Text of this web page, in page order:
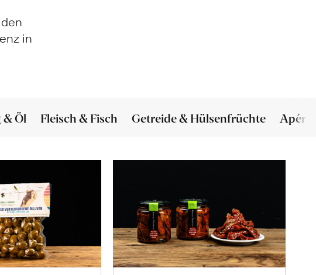
in
& Öl Fleisch & Fisch Getreide & Hülsenfrüchte Apéro